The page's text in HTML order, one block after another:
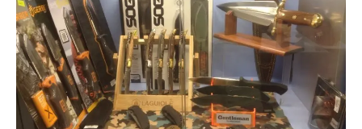
צור קשר